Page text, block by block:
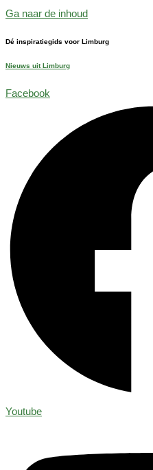
Ga naar de inhoud
Dé inspiratiegids voor Limburg
Nieuws uit Limburg
Facebook
Youtube